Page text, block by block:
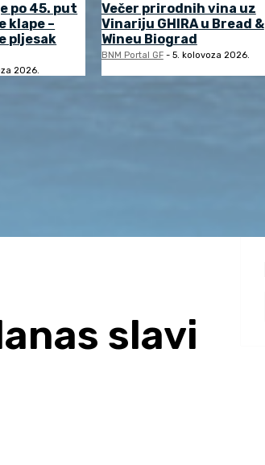
po 45. put
klape –
pljesak
2026.
Večer prirodnih vina uz
Vinariju GHIRA u Bread &
Wineu Biograd
BNM Portal GF - 5. kolovoza 2026.
slavi